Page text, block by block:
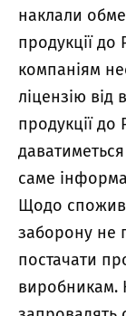
наклали
продукції
компаніям
ліцензію
продукції до
саме
Щодо
заборону не
постачати
виробникам.